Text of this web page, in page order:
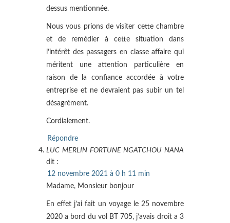
dessus mentionnée.
Nous vous prions de visiter cette chambre
et de remédier à cette situation dans
l’intérêt des passagers en classe affaire qui
méritent une attention particulière en
raison de la confiance accordée à votre
entreprise et ne devraient pas subir un tel
désagrément.
Cordialement.
Répondre
LUC MERLIN FORTUNE NGATCHOU NANA
dit :
12 novembre 2021 à 0 h 11 min
Madame, Monsieur bonjour
En effet j’ai fait un voyage le 25 novembre
2020 a bord du vol BT 705, j’avais droit a 3